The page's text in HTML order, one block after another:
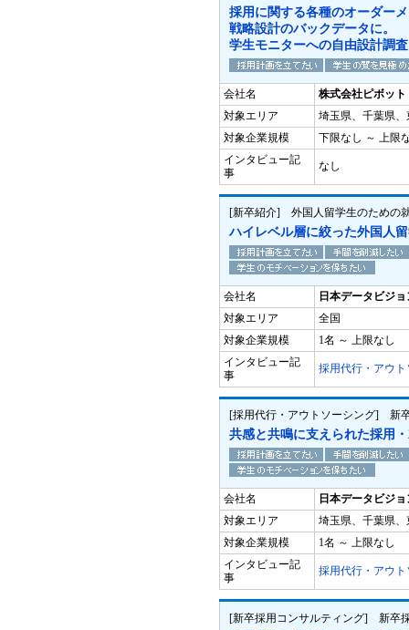
採用に関する各種のオーダー
戦略設計のバックデータに。
学生モニターへの自由設計調
会社名
株式会社ピボッ
対象エリア
埼玉県、千葉県
対象企業規模
下限なし ～ 上限
インタビュー記
事
なし
[新卒紹介] 外国人留学生のための
ハイレベル層に絞った外国人
会社名
日本データビジ
対象エリア
全国
対象企業規模
1名 ～ 上限なし
インタビュー記
事
採用代行・アウ
[採用代行・アウトソーシング] 新
共感と共鳴に支えられた採用
会社名
日本データビジ
対象エリア
埼玉県、千葉県
対象企業規模
1名 ～ 上限なし
インタビュー記
事
採用代行・アウ
[新卒採用コンサルティング] 新卒